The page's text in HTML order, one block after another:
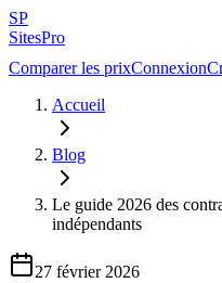
SP
SitesPro
Comparer les prixConnexion
Accueil
Blog
Le guide 2026 des
indépendants
27 février 2026